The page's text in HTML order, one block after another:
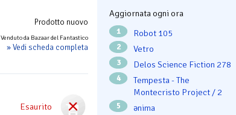
Prodotto nuovo
Venduto da Bazaar del Fantastico
» Vedi scheda completa
Esaurito
Aggiornata ogni ora
1 Robot 105
2 Vetro
3 Delos Science Fiction 278
4
Tempesta - The
Montecristo Project / 2
5 ənima